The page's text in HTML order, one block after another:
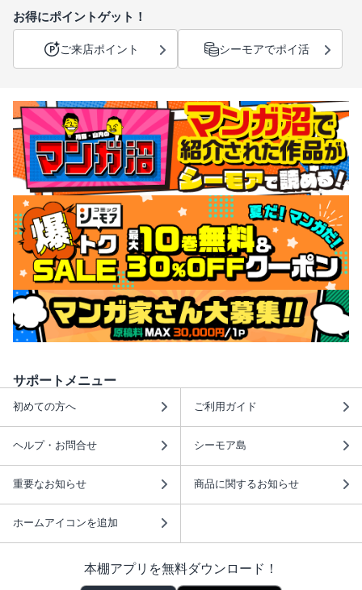
お得にポイントゲット！
ご来店ポイント シーモアでポイ活
サポートメニュー
初めての方へ ご利用ガイド
ヘルプ・お問合せ シーモア島
重要なお知らせ 商品に関するお知らせ
ホームアイコンを追加
本棚アプリを無料ダウンロード！